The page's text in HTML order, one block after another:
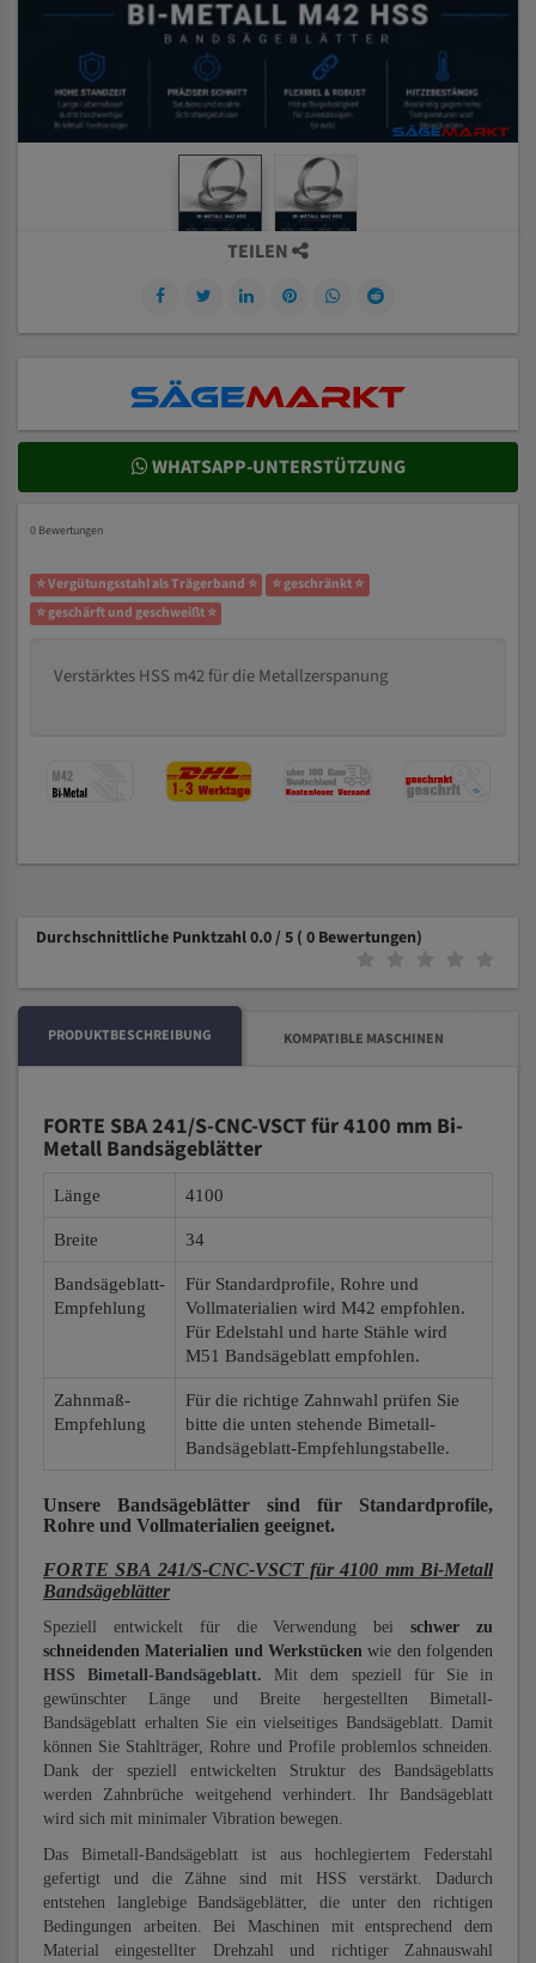
TEILEN
WHATSAPP-UNTERSTÜTZUNG
0 Bewertungen
⭐ Vergütungsstahl als Trägerband ⭐
⭐ geschränkt ⭐
⭐ geschärft und geschweißt ⭐
Verstärktes HSS m42 für die Metallzerspanung
Durchschnittliche Punktzahl 0.0 / 5 ( 0 Bewertungen)
PRODUKTBESCHREIBUNG KOMPATIBLE MASCHINEN
FORTE SBA 241/S-CNC-VSCT für 4100 mm Bi-
Metall Bandsägeblätter
Länge 4100
Breite 34
Bandsägeblatt-
Empfehlung
Für Standardprofile, Rohre und
Vollmaterialien wird M42 empfohlen.
Für Edelstahl und harte Stähle wird
M51 Bandsägeblatt empfohlen.
Zahnmaß-
Empfehlung
Für die richtige Zahnwahl prüfen Sie
bitte die unten stehende Bimetall-
Bandsägeblatt-Empfehlungstabelle.
Unsere Bandsägeblätter sind für Standardprofile,
Rohre und Vollmaterialien geeignet.
FORTE SBA 241/S-CNC-VSCT für 4100 mm Bi-Metall
Bandsägeblätter
Speziell entwickelt für die Verwendung beischwer zu
schneidenden Materialien und Werkstücken wie den folgenden
HSS Bimetall-Bandsägeblatt. Mit dem speziell für Sie in
gewünschter Länge und Breite hergestellten Bimetall-
Bandsägeblatt erhalten Sie ein vielseitiges Bandsägeblatt. Damit
können Sie Stahlträger, Rohre und Profile problemlos schneiden.
Dank der speziell entwickelten Struktur des Bandsägeblatts
werden Zahnbrüche weitgehend verhindert. Ihr Bandsägeblatt
wird sich mit minimaler Vibration bewegen.
Das Bimetall-Bandsägeblatt ist aus hochlegiertem Federstahl
gefertigt und die Zähne sind mit HSS verstärkt. Dadurch
entstehen langlebige Bandsägeblätter, die unter den richtigen
Bedingungen arbeiten. Bei Maschinen mit entsprechend dem
Material eingestellter Drehzahl und richtiger Zahnauswahl